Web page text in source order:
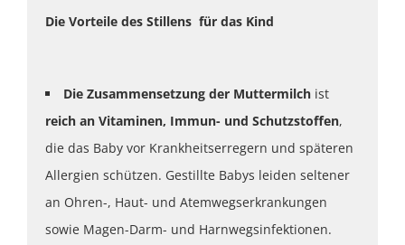
Die Vorteile des Stillens für das Kind
Die Zusammensetzung der Muttermilch ist
reich an Vitaminen, Immun- und Schutzstoffen,
die das Baby vor Krankheitserregern und späteren
Allergien schützen. Gestillte Babys leiden seltener
an Ohren-, Haut- und Atemwegserkrankungen
sowie Magen-Darm- und Harnwegsinfektionen.